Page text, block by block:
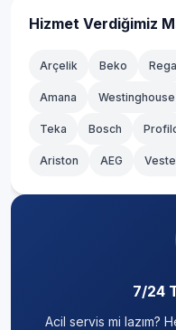
Kağıthane
Kartal
Küçükçekmece
Hizmet Verdiğimiz
Arçelik Beko
Amana Westinghouse
Teka Bosch
Ariston AEG
7/24
Acil servis mi lazım?